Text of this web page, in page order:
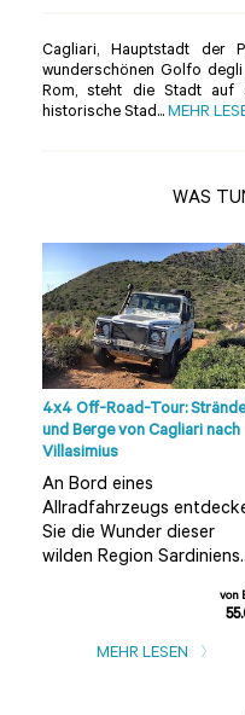
Cagliari, Hauptstadt der
wunderschönen Golfo
Rom, steht die Stadt auf
historische Stad... MEHR
WAS
4x4 Off-Road-Tour: Strände
und Berge von Cagliari nach
Villasimius
An Bord eines
Allradfahrzeugs
Sie die Wunder dieser
wilden Region
von
MEHR LESEN